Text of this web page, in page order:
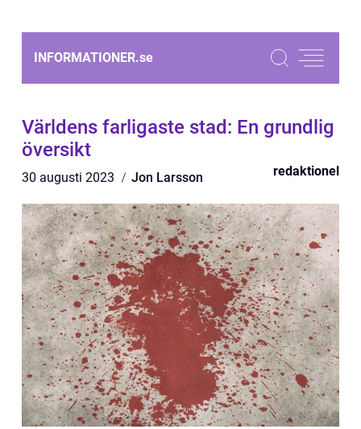
INFORMATIONER.se
Världens farligaste stad: En grundlig
översikt
30 augusti 2023 Jon Larsson redaktionel